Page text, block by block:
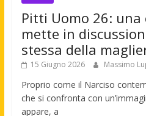
Pitti Uomo 26: una
mette in
stessa della
15 Giugno 2026 Massimo
Proprio come il Narciso
che si confronta con
appare, a